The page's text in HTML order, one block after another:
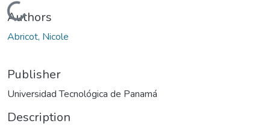
Loading...
Authors
Abricot, Nicole
Publisher
Universidad Tecnológica de Panamá
Description